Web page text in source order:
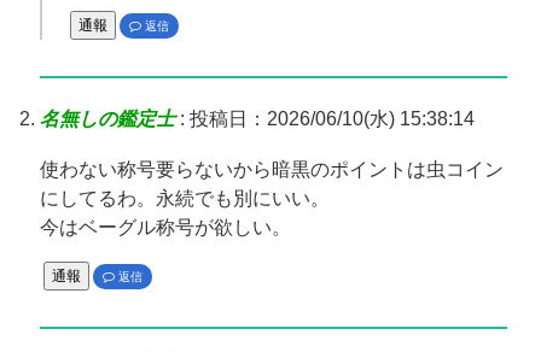
通報 返信
名無しの鑑定士: 投稿日：2026/06/10(水) 15:38:14
使わない称号要らないから暗黒のポイントは虫コイン
にしてるわ。永続でも別にいい。
今はベーグル称号が欲しい。
通報 返信